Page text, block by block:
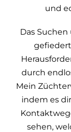
und
Das
durch
Mein
indem es
sehen,